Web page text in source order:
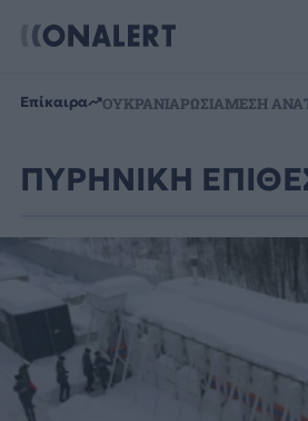
Επίκαιρα ΟΥΚΡΑΝΙΑΡΩΣΙΑΜΕΣΗ
ΠΥΡΗΝΙΚΗ